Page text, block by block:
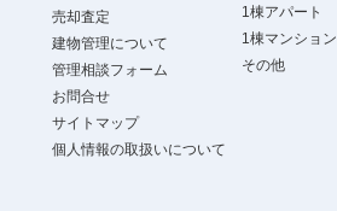
売却査定
建物管理について
管理相談フォーム
お問合せ
サイトマップ
個人情報の取扱いについて
1棟アパート
1棟マンション
その他